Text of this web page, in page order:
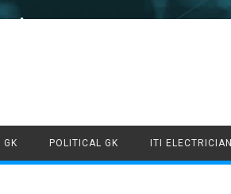
Skip to content
GK POLITICAL GK ITI ELECTRICIAN